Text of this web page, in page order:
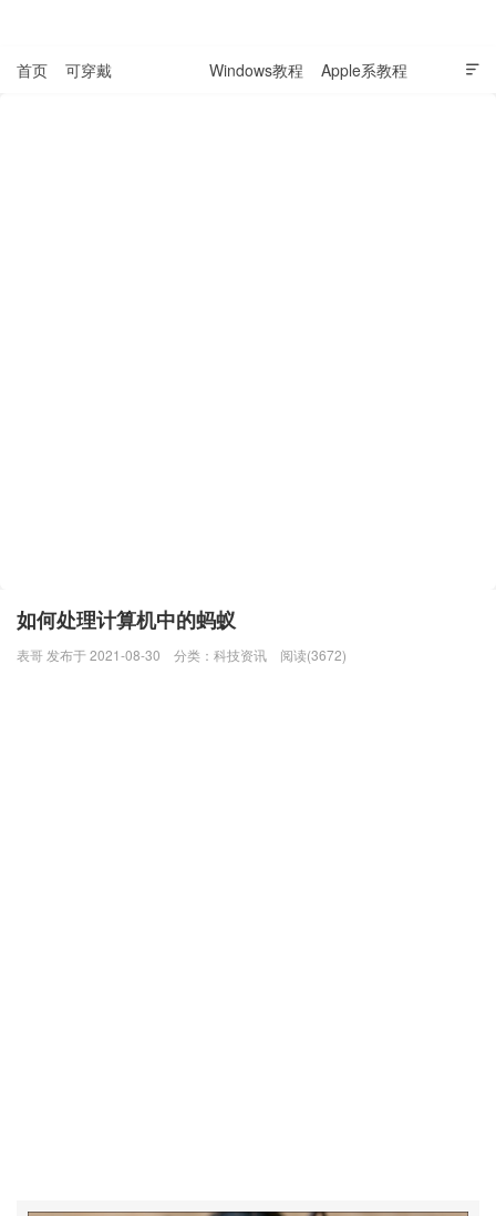

首页 可穿戴 Windows教程 Apple系教程
如何处理计算机中的蚂蚁
表哥 发布于 2021-08-30 分类： 科技资讯 阅读(3672)